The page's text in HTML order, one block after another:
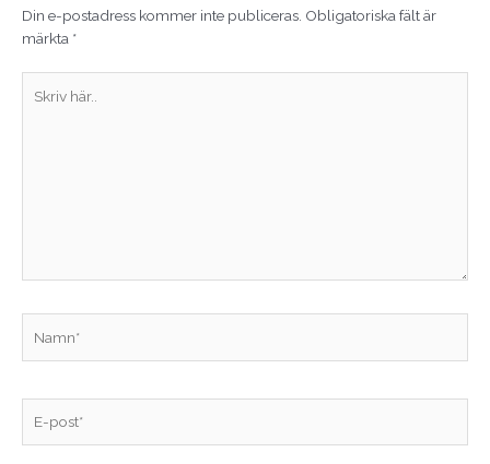
Din e-postadress kommer inte publiceras. Obligatoriska fält är
märkta *
här..
post*